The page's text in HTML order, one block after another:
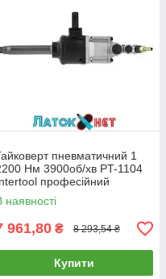
пневматичний 1
Нм 3900об/хв PT-1104
професійний
наявності
961,80 ₴ 8 293,54 ₴
Купити